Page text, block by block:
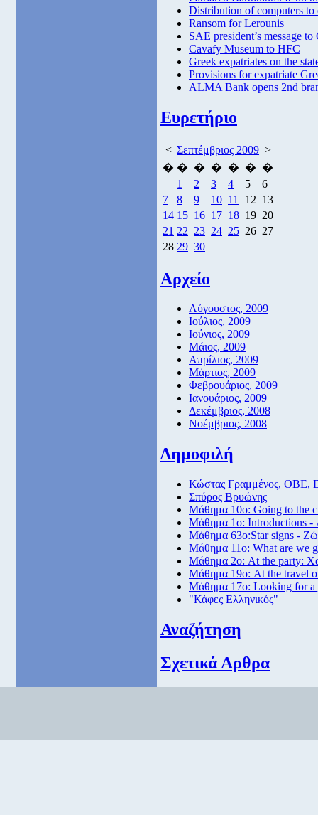
Distribution of computers to
Ransom for Lerounis
SAE president’s message
Cavafy Museum to HFC
Greek expatriates on the
Provisions for expatriate
ALMA Bank opens 2nd
Ευρετήριο
< Σεπτέμβριος 2009 >
� � � � � � �
1
2 3 4 5
6
7
8 9 10 11 12 13
14 15 16 17 18 19 20
21 22 23 24 25 26 27
28 29 30
Αρχείο
Αύγουστος, 2009
Ιούλιος, 2009
Ιούνιος, 2009
Μάιος, 2009
Απρίλιος, 2009
Μάρτιος, 2009
Φεβρουάριος, 2009
Ιανουάριος, 2009
Δεκέμβριος, 2008
Νοέμβριος, 2008
Δημοφιλή
Κώστας Γραμμένος, ΟΒΕ,
Σπύρος Βρυώνης
Μάθημα 10ο: Going to the
Μάθημα 1ο: Introductions -
Μάθημα 63ο:Star signs -
Μάθημα 11ο: What are we
Μάθημα 2ο: At the party:
Μάθημα 19ο: At the travel
Μάθημα 17ο: Looking for a
"Κάφες Ελληνικός"
Αναζήτηση
Σχετικά Αρθρα